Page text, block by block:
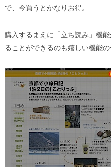
で、今買うとかなりお得。
購入するまえに「立ち読み」機
ることができるのも嬉しい機能の